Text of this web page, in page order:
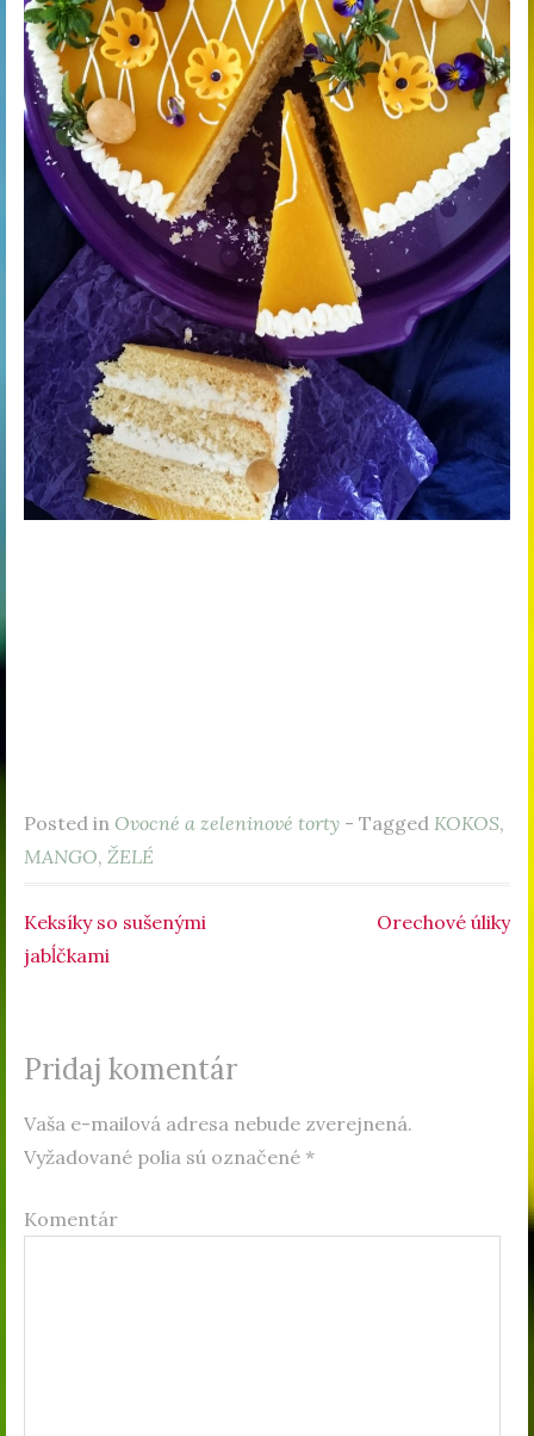
Posted in Ovocné a zeleninové torty - Tagged KOKOS,
MANGO, ŽELÉ
Navigácia v článku
Keksíky so sušenými
jabĺčkami
Orechové úliky
Pridaj komentár
Vaša e-mailová adresa nebude zverejnená.
Vyžadované polia sú označené *
Komentár